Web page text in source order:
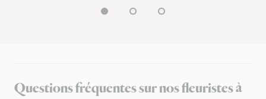
Questions fréquentes sur nos fleuristes à